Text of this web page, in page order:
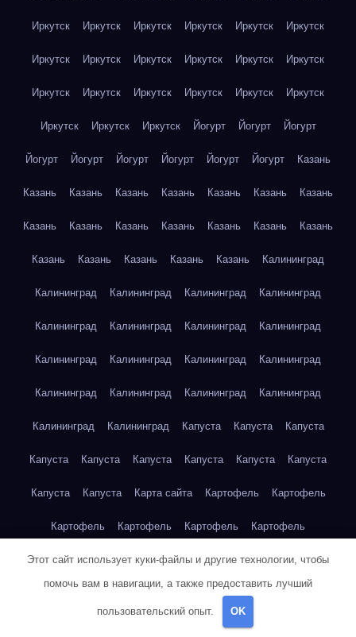
Иркутск Иркутск Иркутск Иркутск Иркутск Иркутск
Иркутск Иркутск Иркутск Иркутск Иркутск Иркутск
Иркутск Иркутск Иркутск Иркутск Иркутск Иркутск
Иркутск Иркутск Иркутск Йогурт Йогурт Йогурт
Йогурт Йогурт Йогурт Йогурт Йогурт Йогурт Казань
Казань Казань Казань Казань Казань Казань Казань
Казань Казань Казань Казань Казань Казань Казань
Казань Казань Казань Казань Казань Калининград
Калининград Калининград Калининград Калининград
Калининград Калининград Калининград Калининград
Калининград Калининград Калининград Калининград
Калининград Калининград Калининград Калининград
Калининград Калининград Капуста Капуста Капуста
Капуста Капуста Капуста Капуста Капуста Капуста
Капуста Капуста Карта сайта Картофель Картофель
Картофель Картофель Картофель Картофель
Картофель Картофель Картофель Картофель Кейптаун
Кейптаун Кейптаун
Кейптаун
Этот сайт использует куки-файлы и другие технологии, чтобы
помочь вам в навигации, а также предоставить лучший
пользовательский опыт. OK